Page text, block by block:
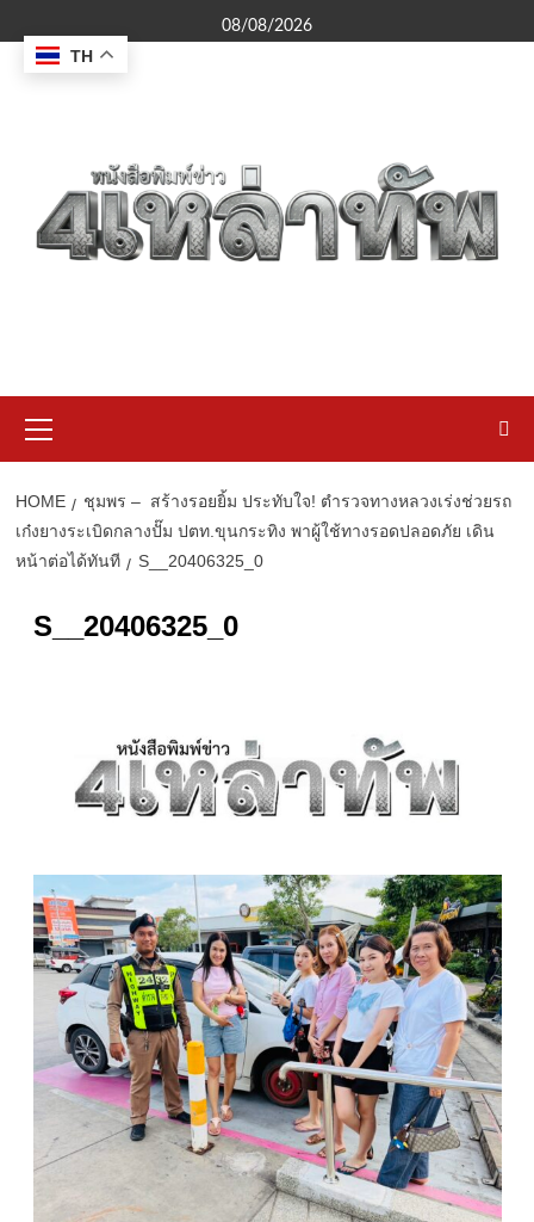
to
content
08/08/2026
Menu
HOME
ชุมพร – สร้างรอยยิ้ม ประทับใจ! ตำรวจทางหลวงเร่งช่วยรถ
เก๋งยางระเบิดกลางปั๊ม ปตท.ขุนกระทิง พาผู้ใช้ทางรอดปลอดภัย เดิน
หน้าต่อได้ทันที
S__20406325_0
S__20406325_0
TH